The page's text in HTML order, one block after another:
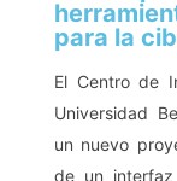
para la
El Centro de
Universidad
un nuevo
de un